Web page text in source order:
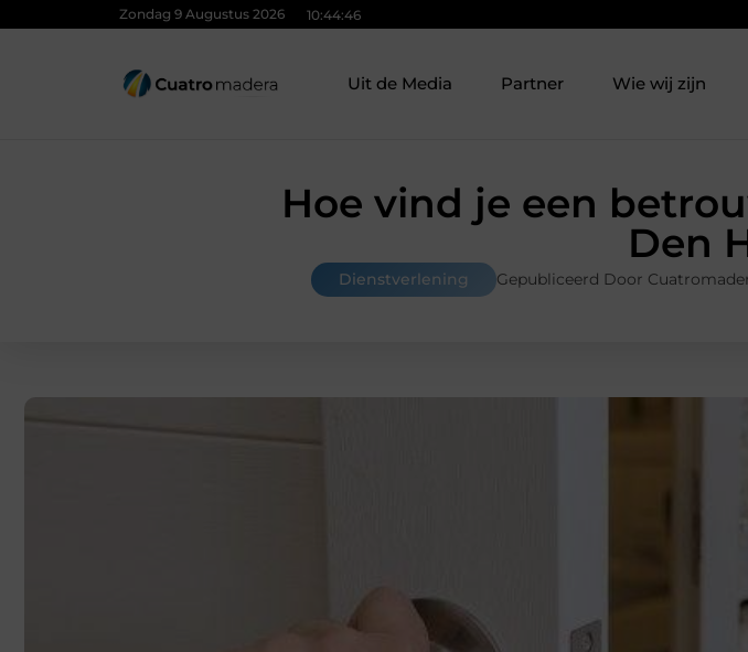
Zondag 9 Augustus 2026 10:44:48
Uit de Media Partner Wie wij zijn
Hoe vind je een
Den
Dienstverlening Gepubliceerd Door